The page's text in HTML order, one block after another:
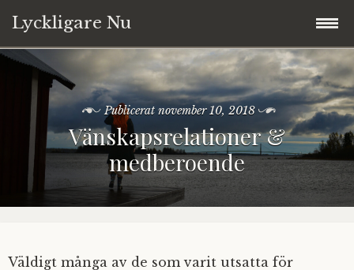
Lyckligare Nu
Hoppa
innehåll
Välkommen
Blogg
Annika
Tarot
Publicerat november 10, 2018
Vänskapsrelationer &
medberoende
Väldigt många av de som varit utsatta för